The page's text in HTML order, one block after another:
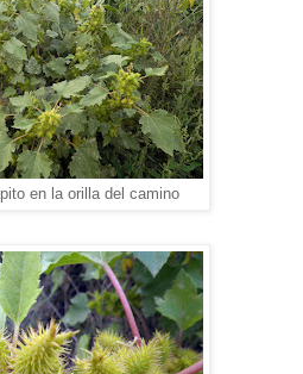
en la orilla del camino